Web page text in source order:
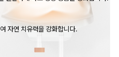
자연 치유력을 강화합니다.